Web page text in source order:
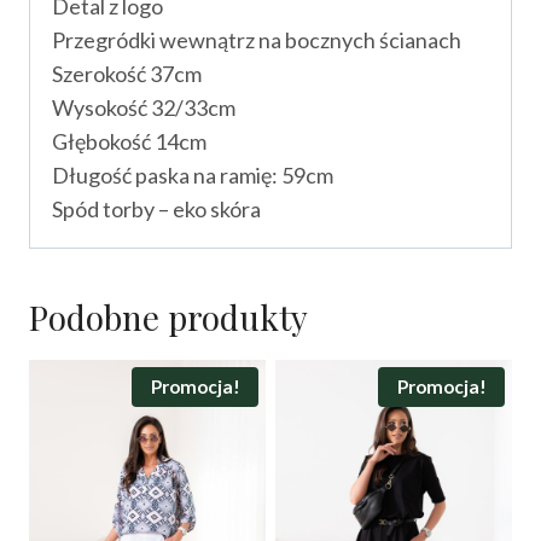
Detal z logo
Przegródki wewnątrz na bocznych ścianach
Szerokość 37cm
Wysokość 32/33cm
Głębokość 14cm
Długość paska na ramię: 59cm
Spód torby – eko skóra
Podobne produkty
Promocja! Promocja!